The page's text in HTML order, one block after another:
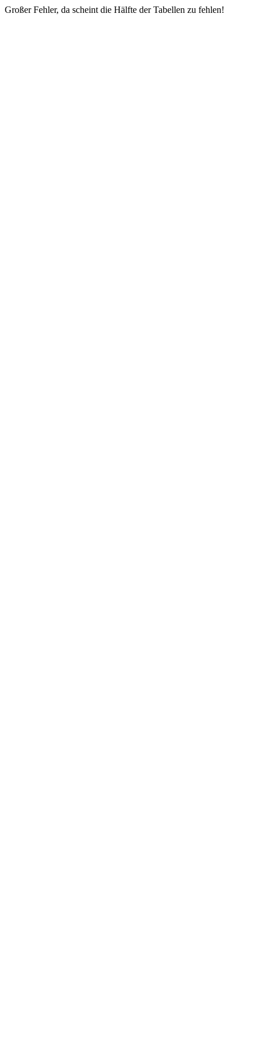
Großer Fehler, da scheint die Hälfte der Tabellen zu fehlen!